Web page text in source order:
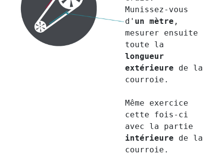
Munissez-vous
d' un mètre ,
mesurer ensuite
toute la
longueur
extérieure de la
courroie.
Même exercice
cette fois-ci
avec la partie
intérieure de la
courroie.